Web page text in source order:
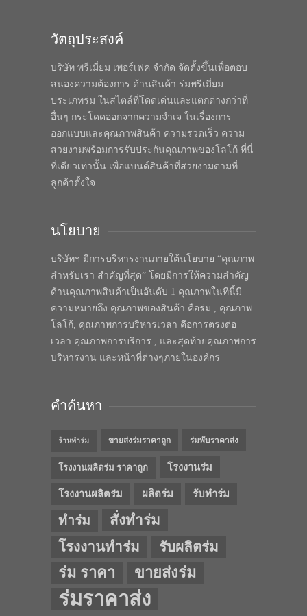
วัตถุประสงค์
บริษัท พรีเมี่ยม เพอร์เฟค จำกัด จัดตั้งขึ้นเพื่อตอบ
สนองความต้องการ ด้านสินค้า ร่มพรีเมี่ยม
ประเภทร่ม ในสไตล์ที่โดดเด่นและแตกต่างกว่าที่
อื่นๆ กระโดดออกจากความจำเจ ในเรื่องการ
ออกแบบและคุณภาพสินค้า ความรวดเร็ว ความ
สวยงามพร้อมการรับประกันคุณภาพของโลโก้ ที่นี่
ที่เดียวเท่านั้น เพื่อแบนด์สินค้าที่สวยงามตามที่
ลูกค้าตั้งใจ
นโยบาย
บริษัทฯ มีการบริหารงานภายใต้นโยบาย “คุณภาพ
สำหรับเรา สำคัญที่สุด” โดยมีการให้ความสำคัญ
ด้านคุณภาพสินค้าเป็นอันดับ 1 คุณภาพในทีนี้มี
ความหมายถึง คุณภาพของสินค้า คือร่ม , คุณภาพ
โลโก้, คุณภาพการบริหารเวลา คือการตรงต่อ
เวลา คุณภาพการบริการ , และสุดท้ายคุณภาพการ
บริหารงาน และหน้าที่ต่างๆภายในองค์กร
คำค้นหา
ร้านทำร่ม ขายส่งร่มราคาถูก ร่มพับราคาส่ง
โรงงานผลิตร่ม ราคาถูก โรงงานร่ม
โรงงานผลิตร่ม ผลิตร่ม รับทำร่ม
ทำร่ม
สั่งทำร่ม
โรงงานทำร่ม
รับผลิตร่ม
ร่ม ราคา ขายส่งร่ม
ร่มราคาส่ง